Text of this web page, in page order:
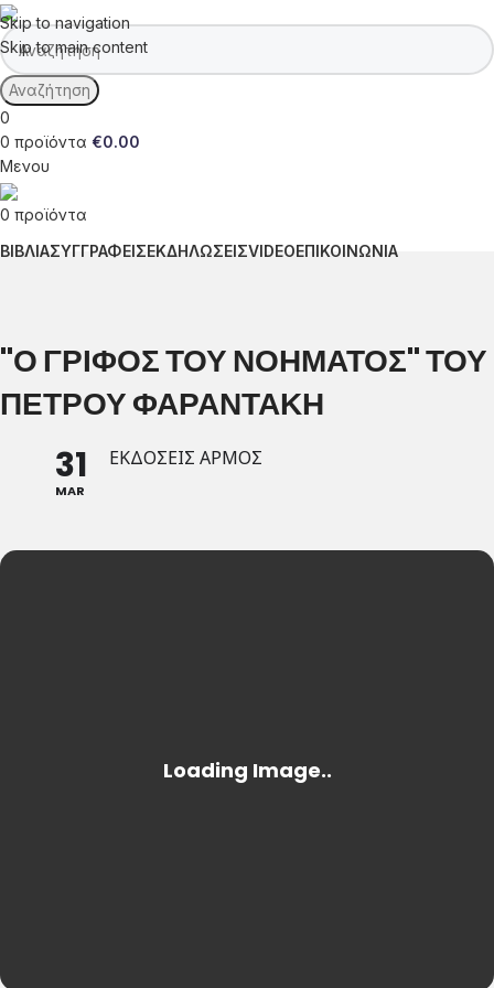
Skip to navigation
Skip to main content
Αναζήτηση
0
0 προϊόντα €0.00
Μενου
0 προϊόντα
ΒΙΒΛΙΑΣΥΓΓΡΑΦΕΙΣΕΚΔΗΛΩΣΕΙΣVIDEOΕΠΙΚΟΙΝΩΝΙΑ
"Ο ΓΡΊΦΟΣ ΤΟΥ ΝΟΉΜΑΤΟΣ" ΤΟΥ
ΠΈΤΡΟΥ ΦΑΡΑΝΤΆΚΗ
31
MAR
ΕΚΔΌΣΕΙΣ ΑΡΜΌΣ